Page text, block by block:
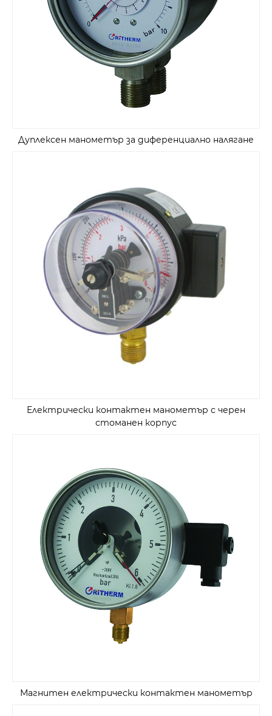
Дуплексен манометър за диференциално налягане
Електрически контактен манометър с черен
стоманен корпус
Магнитен електрически контактен манометър